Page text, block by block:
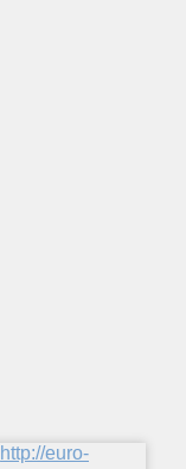
http://euro-